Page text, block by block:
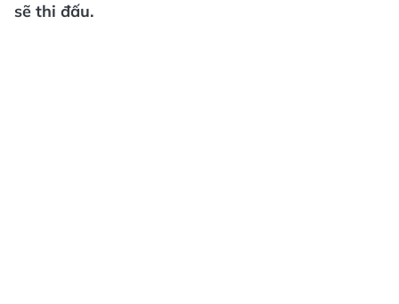
sẽ thi đấu.